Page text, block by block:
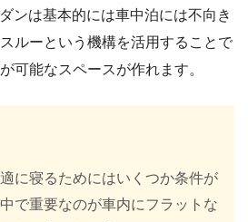
ンは基本的には車中泊には不向き
ルーという機構を活用することで
可能なスペースが作れます。
に寝るためにはいくつか条件が
で重要なのが車内にフラットな